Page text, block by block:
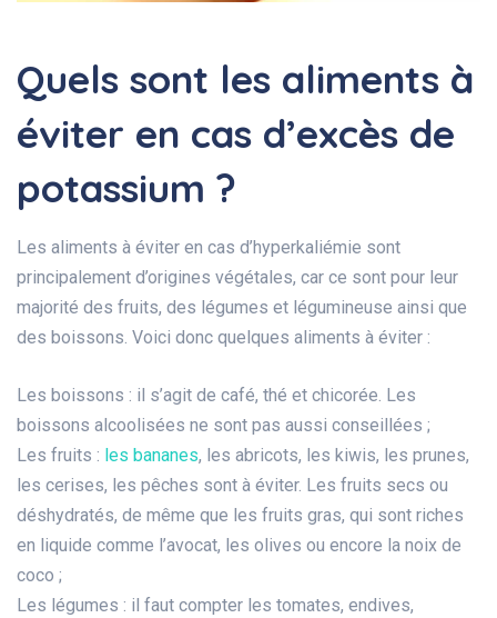
Quels sont les aliments à
éviter en cas d’excès de
potassium ?
Les aliments à éviter en cas d’hyperkaliémie sont
principalement d’origines végétales, car ce sont pour leur
majorité des fruits, des légumes et légumineuse ainsi que
des boissons. Voici donc quelques aliments à éviter :
Les boissons : il s’agit de café, thé et chicorée. Les
boissons alcoolisées ne sont pas aussi conseillées ;
Les fruits : les bananes, les abricots, les kiwis, les prunes,
les cerises, les pêches sont à éviter. Les fruits secs ou
déshydratés, de même que les fruits gras, qui sont riches
en liquide comme l’avocat, les olives ou encore la noix de
coco ;
Les légumes : il faut compter les tomates, endives,